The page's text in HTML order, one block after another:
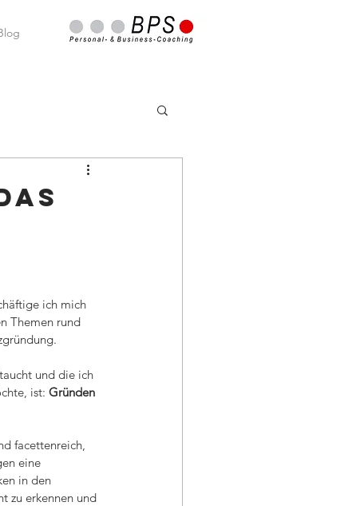
ich mich
Themen rund
und die ich
ist: Gründen
facettenreich,
eine
in den
zu erkennen und